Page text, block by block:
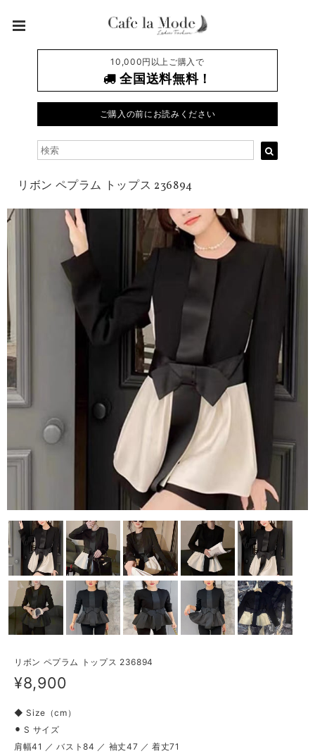
10,000円以上ご購入で
全国送料無料！
ご購入の前にお読みください
リボン ペプラム トップス 236894
リボン ペプラム トップス 236894
¥8,900
◆ Size（cm）
⚫︎ S サイズ
肩幅41 ／ バスト84 ／ 袖丈47 ／ 着丈71